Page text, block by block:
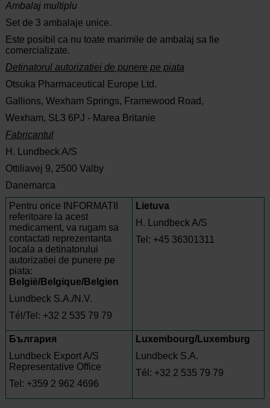
Ambalaj multiplu
Set de 3 ambalaje unice.
Este posibil ca nu toate marimile de ambalaj sa fie
comercializate.
Detinatorul autorizatiei de punere pe piata
Otsuka Pharmaceutical Europe Ltd.
Gallions, Wexham Springs, Framewood Road,
Wexham, SL3 6PJ - Marea Britanie
Fabricantul
H. Lundbeck A/S
Ottiliavej 9, 2500 Valby
Danemarca
Pentru orice INFORMATII
referitoare la acest
medicament, va rugam sa
contactati reprezentanta
locala a detinatorului
autorizatiei de punere pe
piata:
België/Belgique/Belgien
Lundbeck S.A./N.V.
Tél/Tel: +32 2 535 79 79
Lietuva
H. Lundbeck A/S
Tel: +45 36301311
България
Lundbeck Export A/S
Representative Office
Tel: +359 2 962 4696
Luxembourg/Luxemburg
Lundbeck S.A.
Tél: +32 2 535 79 79